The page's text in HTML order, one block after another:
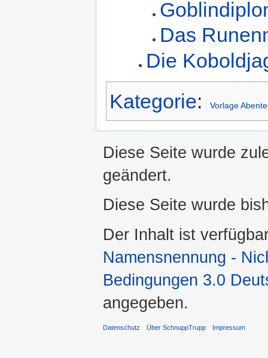
Das
Die
Kategorie: Vorlage
Diese Seite wurde
geändert.
Diese Seite wurde
Der Inhalt ist
Namensnennung -
Bedingungen 3.0
angegeben.
Datenschutz Über SchnuppTrupp Impressum